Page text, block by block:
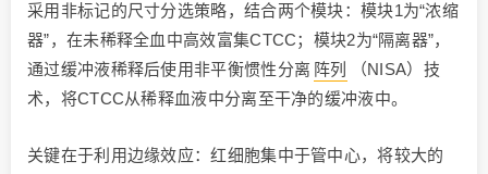
采用非标记的尺寸分选策略，结合两个模块：模块1为“浓缩
器”，在未稀释全血中高效富集CTCC；模块2为“隔离器”，
通过缓冲液稀释后使用非平衡惯性分离 阵列
（NISA）技
术，将CTCC从稀释血液中分离至干净的缓冲液中。
关键在于利用边缘效应：红细胞集中于管中心，将较大的